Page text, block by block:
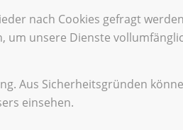
nach Cookies gefragt
unsere Dienste
Aus Sicherheitsgründen
einsehen.